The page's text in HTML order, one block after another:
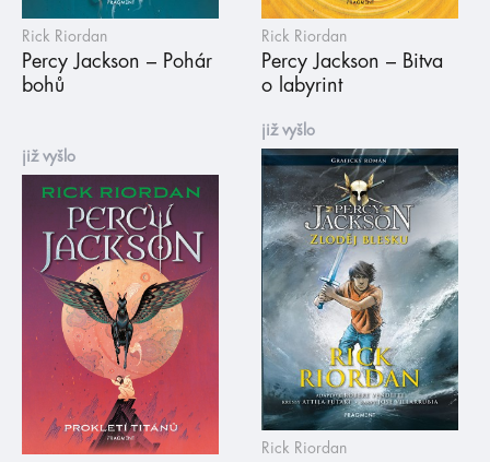
Rick Riordan
Percy Jackson – Pohár
bohů
Rick Riordan
Percy Jackson – Bitva
o labyrint
již vyšlo
již vyšlo
Rick Riordan